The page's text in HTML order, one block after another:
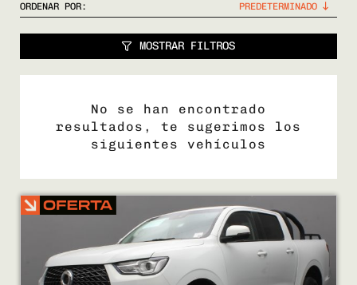
COMPRÁ
ORDENAR POR:
MOSTRAR FILTROS
No se han encontrado
resultados, te sugerimos los
siguientes vehículos